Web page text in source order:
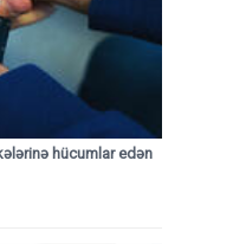
hücumlar edən